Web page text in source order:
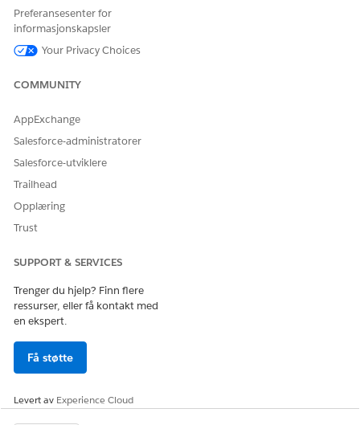
Managementberegner og grupperer avgifter på
fakturalinjer.
Felttilknytningskrav
periodegrensedag og startmåned for periodegrense
HJALP DENNE ARTIKKELEN MED Å LØSE PROBLEMET DITT?
Preferansesenter for
informasjonskapsler
Your Privacy Choices
COMMUNITY
AppExchange
Salesforce-administratorer
Salesforce-utviklere
Trailhead
Opplæring
Trust
SUPPORT & SERVICES
Trenger du hjelp? Finn flere
ressurser, eller få kontakt med
en ekspert.
Få støtte
Levert av Experience Cloud